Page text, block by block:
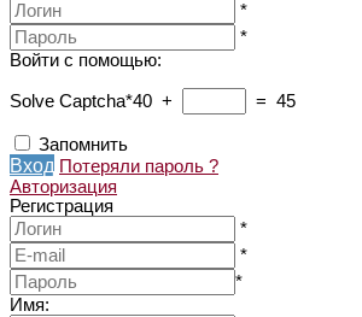
*
*
Войти с помощью:
Solve Captcha*40 + = 45
Запомнить
Вход Потеряли пароль ?
Авторизация
Регистрация
*
*
*
Имя: